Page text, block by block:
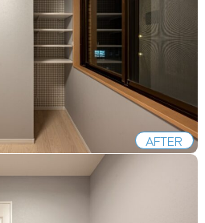
AFTER